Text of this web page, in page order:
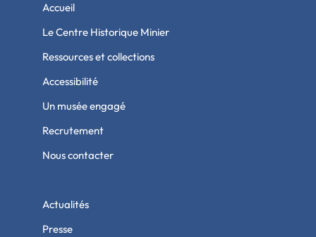
Accueil
Le Centre Historique Minier
Ressources et collections
Accessibilité
Un musée engagé
Recrutement
Nous contacter
Actualités
Presse